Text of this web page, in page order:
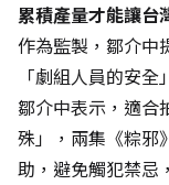
累積產量才能讓台
作為監製，鄒介中
「劇組人員的安全
鄒介中表示，適合
殊」，兩集《粽邪
助，避免觸犯禁忌